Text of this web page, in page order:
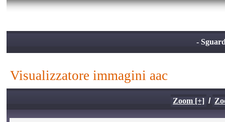
-
visualizzatore immagini aac
Zoom [+] /